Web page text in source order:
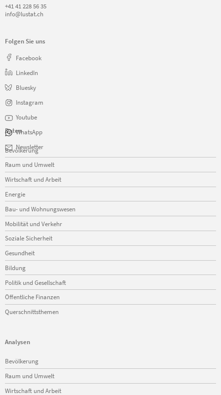
+41 41 228 56 35
info@lustat.ch
Folgen Sie uns
Facebook
LinkedIn
Bluesky
Instagram
Youtube
WhatsApp
Newsletter
Daten
Navigation
überspringen
Bevölkerung
Raum und Umwelt
Wirtschaft und Arbeit
Energie
Bau- und Wohnungswesen
Mobilität und Verkehr
Soziale Sicherheit
Gesundheit
Bildung
Politik und Gesellschaft
Öffentliche Finanzen
Querschnittsthemen
Analysen
Navigation
überspringen
Bevölkerung
Raum und Umwelt
Wirtschaft und Arbeit